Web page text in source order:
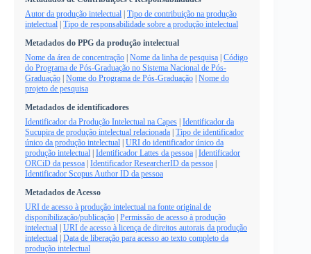
Autor da produção intelectual | Tipo de contribuição na produção
intelectual | Tipo de responsabilidade sobre a produção intelectual
Metadados do PPG da produção intelectual
Nome da área de concentração | Nome da linha de pesquisa | Código
do Programa de Pós-Graduação no Sistema Nacional de Pós-
Graduação | Nome do Programa de Pós-Graduação | Nome do
projeto de pesquisa
Metadados de identificadores
Identificador da Produção Intelectual na Capes | Identificador da
Sucupira de produção intelectual relacionada | Tipo de identificador
único da produção intelectual | URI do identificador único da
produção intelectual | Identificador Lattes da pessoa | Identificador
ORCiD da pessoa | Identificador ResearcherID da pessoa |
Identificador Scopus Author ID da pessoa
Metadados de Acesso
URI de acesso à produção intelectual na fonte original de
disponibilização/publicação | Permissão de acesso à produção
intelectual | URI de acesso à licença de direitos autorais da produção
intelectual | Data de liberação para acesso ao texto completo da
produção intelectual